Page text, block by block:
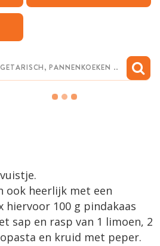
ook heerlijk met een
hiervoor 100 g pindakaas
sap en rasp van 1 limoen, 2
en kruid met peper.